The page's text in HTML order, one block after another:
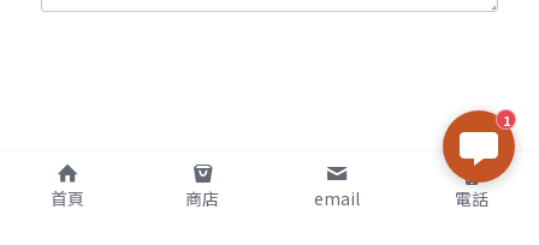
提交
1
首頁 商店 email 電話